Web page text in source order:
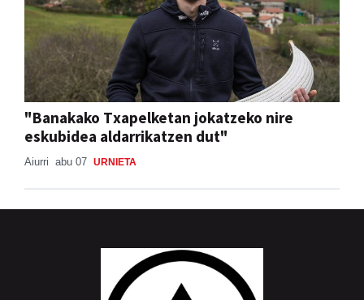
"Banakako Txapelketan jokatzeko nire
eskubidea aldarrikatzen dut"
Aiurri abu 07 URNIETA